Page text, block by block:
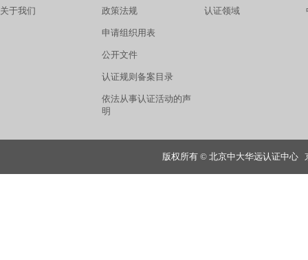
关于我们 政策法规
申请组织用表
公开文件
认证规则备案目录
依法从事认证活动的声
明
认证领域
版权所有 © 北京中大华远认证中心